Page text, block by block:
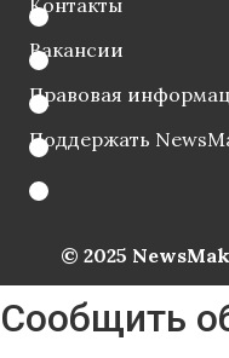
Контакты
Вакансии
Правовая
Поддержать
© 2025
Сообщить